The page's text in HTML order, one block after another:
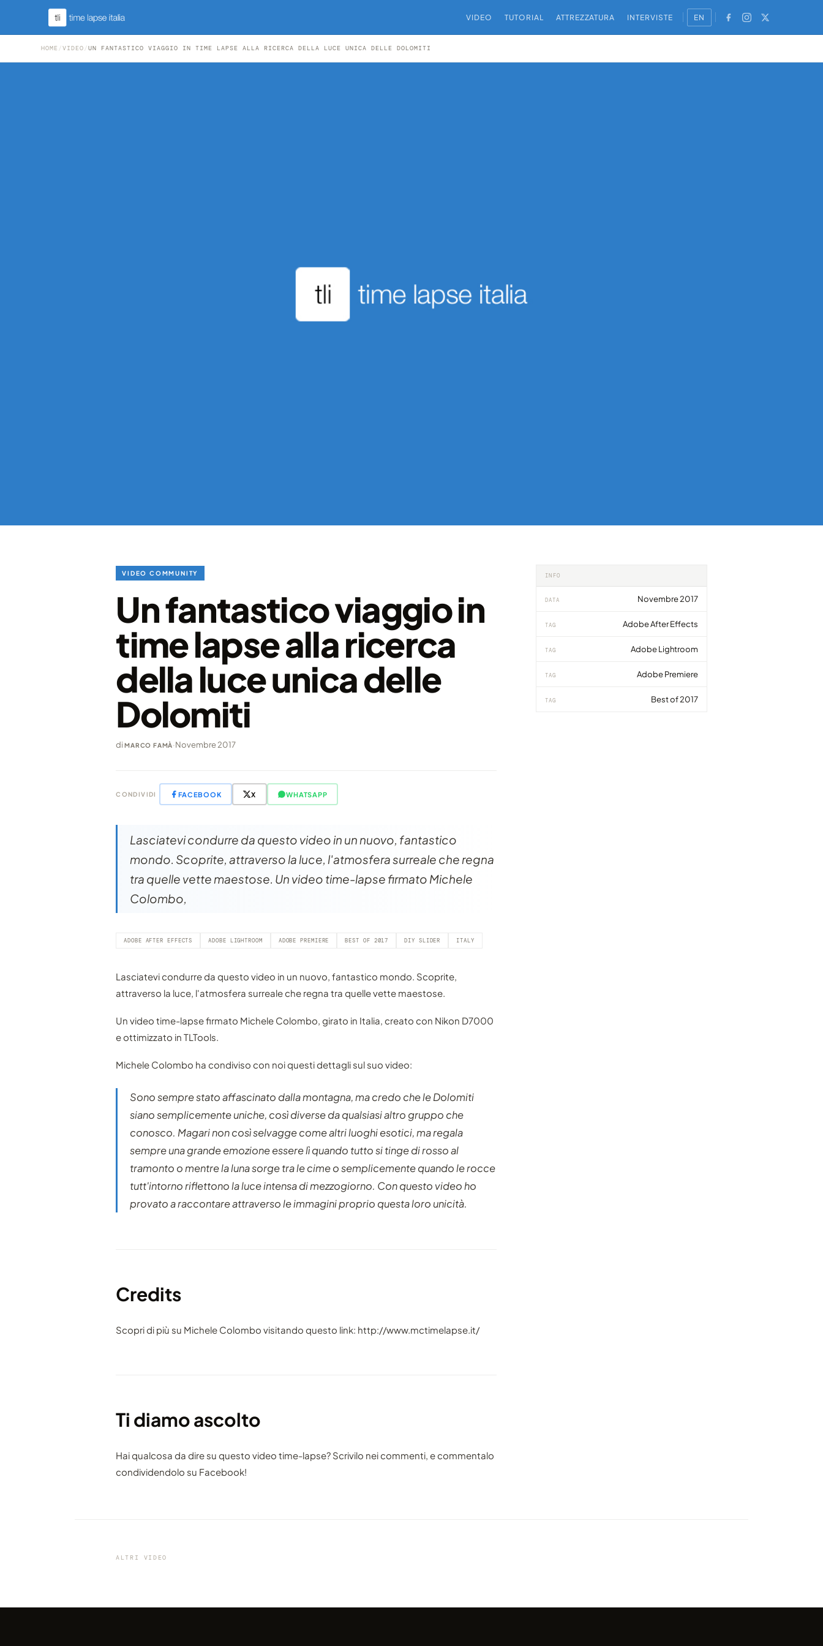
VIDEO TUTORIAL ATTREZZATURA INTERVISTE EN
HOME /VIDEO /UN FANTASTICO VIAGGIO IN TIME LAPSE ALLA RICERCA DELLA LUCE UNICA DELLE DOLOMITI
VIDEO COMMUNITY
Un fantastico viaggio in
time lapse alla ricerca
della luce unica delle
Dolomiti
diMARCO FAMÀ·Novembre 2017
CONDIVIDI FACEBOOK X WHATSAPP
Lasciatevi condurre da questo video in un nuovo, fantastico
mondo. Scoprite, attraverso la luce, l'atmosfera surreale che regna
tra quelle vette maestose. Un video time-lapse firmato Michele
Colombo,
ADOBE AFTER EFFECTS ADOBE LIGHTROOM ADOBE PREMIERE BEST OF 2017 DIY SLIDER ITALY
Lasciatevi condurre da questo video in un nuovo, fantastico mondo. Scoprite,
attraverso la luce, l'atmosfera surreale che regna tra quelle vette maestose.
Un video time-lapse firmato Michele Colombo, girato in Italia, creato con Nikon D7000
e ottimizzato in TLTools.
Michele Colombo ha condiviso con noi questi dettagli sul suo video:
Sono sempre stato affascinato dalla montagna, ma credo che le Dolomiti
siano semplicemente uniche, così diverse da qualsiasi altro gruppo che
conosco. Magari non così selvagge come altri luoghi esotici, ma regala
sempre una grande emozione essere lì quando tutto si tinge di rosso al
tramonto o mentre la luna sorge tra le cime o semplicemente quando le rocce
tutt'intorno riflettono la luce intensa di mezzogiorno. Con questo video ho
provato a raccontare attraverso le immagini proprio questa loro unicità.
Credits
Scopri di più su Michele Colombo visitando questo link: http://www.mctimelapse.it/
Ti diamo ascolto
Hai qualcosa da dire su questo video time-lapse? Scrivilo nei commenti, e commentalo
condividendolo su Facebook!
INFO
DATA Novembre 2017
TAG Adobe After Effects
TAG Adobe Lightroom
TAG Adobe Premiere
TAG Best of 2017
ALTRI VIDEO
condiviso da marcofama